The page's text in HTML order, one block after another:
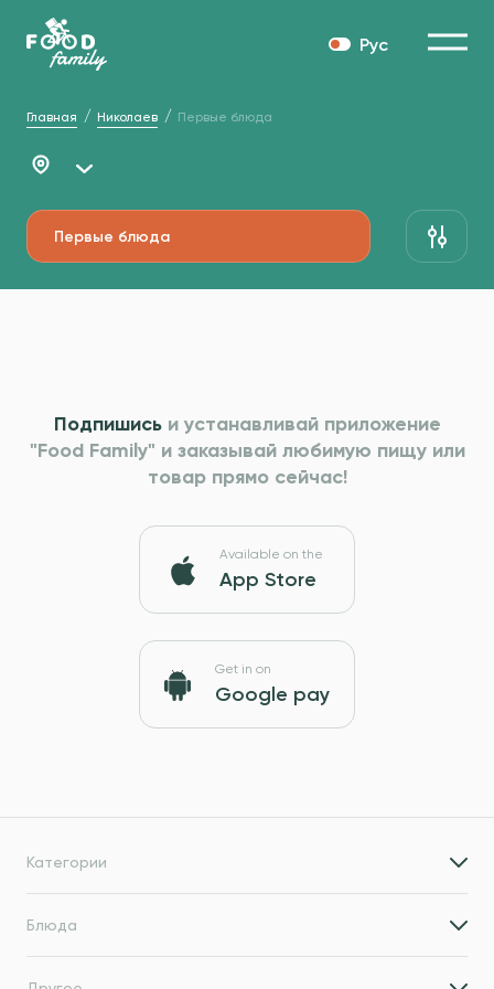
Рус
Главная Николаев Первые блюда
Первые блюда
Подпишисьи устанавливай приложение
"Food Family" и заказывай любимую пищу или
товар прямо сейчас!
Available on the
App Store
Get in on
Google pay
Категории
Блюда